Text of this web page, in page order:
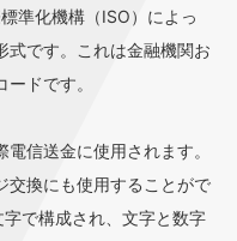
準化機構（ISO）によっ
式です。これは金融機関お
ドです。
信送金に使用されます。
交換にも使用することがで
で構成され、文字と数字